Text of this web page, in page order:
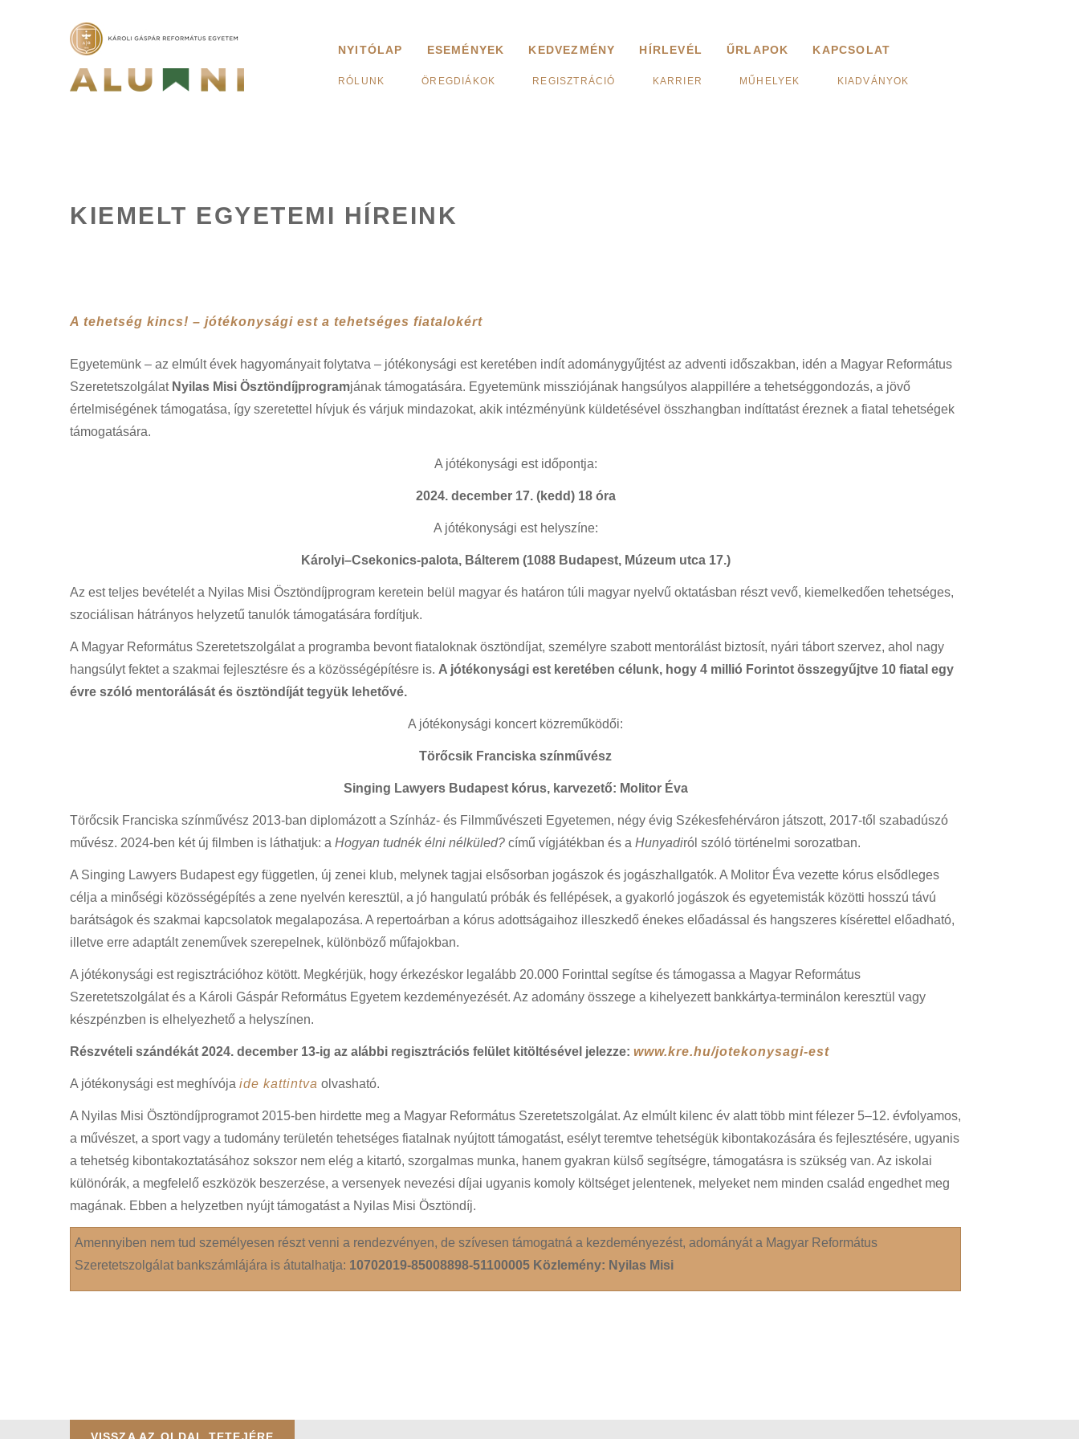
NYITÓLAP ESEMÉNYEK KEDVEZMÉNY HÍRLEVÉL ŰRLAPOK KAPCSOLAT
RÓLUNK ÖREGDIÁKOK REGISZTRÁCIÓ KARRIER MŰHELYEK KIADVÁNYOK
KIEMELT EGYETEMI HÍREINK
A tehetség kincs! – jótékonysági est a tehetséges fiatalokért
Egyetemünk – az elmúlt évek hagyományait folytatva – jótékonysági est keretében indít adománygyűjtést az adventi időszakban, idén a Magyar Református
Szeretetszolgálat Nyilas Misi Ösztöndíjprogramjának támogatására. Egyetemünk missziójának hangsúlyos alappillére a tehetséggondozás, a jövő
értelmiségének támogatása, így szeretettel hívjuk és várjuk mindazokat, akik intézményünk küldetésével összhangban indíttatást éreznek a fiatal tehetségek
támogatására.
A jótékonysági est időpontja:
2024. december 17. (kedd) 18 óra
A jótékonysági est helyszíne:
Károlyi–Csekonics-palota, Bálterem (1088 Budapest, Múzeum utca 17.)
Az est teljes bevételét a Nyilas Misi Ösztöndíjprogram keretein belül magyar és határon túli magyar nyelvű oktatásban részt vevő, kiemelkedően tehetséges,
szociálisan hátrányos helyzetű tanulók támogatására fordítjuk.
A Magyar Református Szeretetszolgálat a programba bevont fiataloknak ösztöndíjat, személyre szabott mentorálást biztosít, nyári tábort szervez, ahol nagy
hangsúlyt fektet a szakmai fejlesztésre és a közösségépítésre is. A jótékonysági est keretében célunk, hogy 4 millió Forintot összegyűjtve 10 fiatal egy
évre szóló mentorálását és ösztöndíját tegyük lehetővé.
A jótékonysági koncert közreműködői:
Törőcsik Franciska színművész
Singing Lawyers Budapest kórus, karvezető: Molitor Éva
Törőcsik Franciska színművész 2013-ban diplomázott a Színház- és Filmművészeti Egyetemen, négy évig Székesfehérváron játszott, 2017-től szabadúszó
művész. 2024-ben két új filmben is láthatjuk: a Hogyan tudnék élni nélküled? című vígjátékban és a Hunyadiról szóló történelmi sorozatban.
A Singing Lawyers Budapest egy független, új zenei klub, melynek tagjai elsősorban jogászok és jogászhallgatók. A Molitor Éva vezette kórus elsődleges
célja a minőségi közösségépítés a zene nyelvén keresztül, a jó hangulatú próbák és fellépések, a gyakorló jogászok és egyetemisták közötti hosszú távú
barátságok és szakmai kapcsolatok megalapozása. A repertoárban a kórus adottságaihoz illeszkedő énekes előadással és hangszeres kísérettel előadható,
illetve erre adaptált zeneművek szerepelnek, különböző műfajokban.
A jótékonysági est regisztrációhoz kötött. Megkérjük, hogy érkezéskor legalább 20.000 Forinttal segítse és támogassa a Magyar Református
Szeretetszolgálat és a Károli Gáspár Református Egyetem kezdeményezését. Az adomány összege a kihelyezett bankkártya-terminálon keresztül vagy
készpénzben is elhelyezhető a helyszínen.
Részvételi szándékát 2024. december 13-ig az alábbi regisztrációs felület kitöltésével jelezze: www.kre.hu/jotekonysagi-est
A jótékonysági est meghívója ide kattintva olvasható.
A Nyilas Misi Ösztöndíjprogramot 2015-ben hirdette meg a Magyar Református Szeretetszolgálat. Az elmúlt kilenc év alatt több mint félezer 5–12. évfolyamos,
a művészet, a sport vagy a tudomány területén tehetséges fiatalnak nyújtott támogatást, esélyt teremtve tehetségük kibontakozására és fejlesztésére, ugyanis
a tehetség kibontakoztatásához sokszor nem elég a kitartó, szorgalmas munka, hanem gyakran külső segítségre, támogatásra is szükség van. Az iskolai
különórák, a megfelelő eszközök beszerzése, a versenyek nevezési díjai ugyanis komoly költséget jelentenek, melyeket nem minden család engedhet meg
magának. Ebben a helyzetben nyújt támogatást a Nyilas Misi Ösztöndíj.
Amennyiben nem tud személyesen részt venni a rendezvényen, de szívesen támogatná a kezdeményezést, adományát a Magyar Református
Szeretetszolgálat bankszámlájára is átutalhatja: 10702019-85008898-51100005 Közlemény: Nyilas Misi